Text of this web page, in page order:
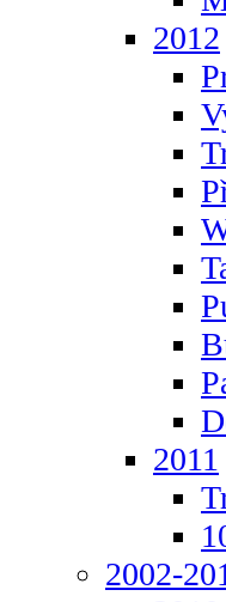
2012
2011
2002-